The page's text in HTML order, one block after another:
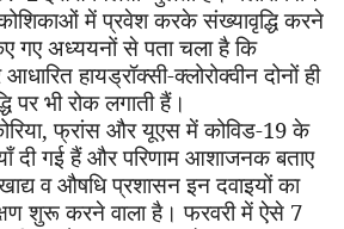
में प्रवेश करके संख्यावृद्धि करने
गए अध्ययनों से पता चला है कि
हायड्रॉक्सी-क्लोरोक्वीन दोनों ही
पर भी रोक लगाती हैं।
,फ्रांस और यूएस में कोविड-19 के
दी गई हैं और परिणाम आशाजनक बताए
व औषधि प्रशासन इन दवाइयों का
शुरू करने वाला है। फरवरी में ऐसे 7